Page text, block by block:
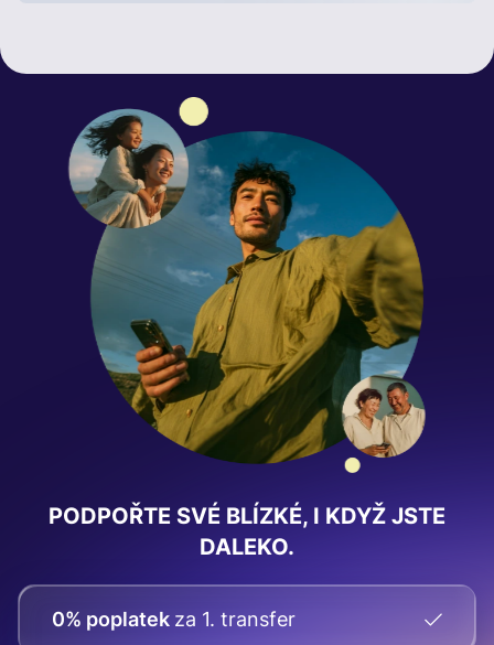
PODPOŘTE SVÉ BLÍZKÉ, I KDYŽ JSTE
DALEKO.
0% poplatek za 1. transfer